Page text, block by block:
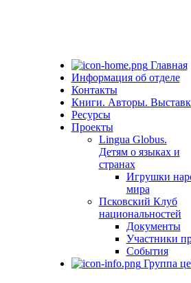
Главная
Информация об отделе
Контакты
Книги. Авторы.
Ресурсы
Проекты
Lingua Globus.
Детям о языках и
странах
Игрушки
мира
Псковский Клуб
национальностей
Документы
Участники
События
Группа